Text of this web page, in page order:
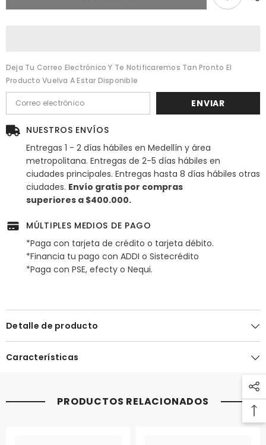
C/B
C/B
Deja Tu Correo Electrónico Y Te Notificaremos Tan Pronto El
Producto Vuelva A Estar Disponible
ENVIAR
NUESTROS ENVÍOS
Entregas 1 - 2 días hábiles en Medellín y área
metropolitana. Entregas de 2-5 días hábiles en
ciudades principales. Entregas hasta 8 días hábiles otras
ciudades. Envío gratis por compras
superiores a $400.000.
MÚLTIPLES MEDIOS DE PAGO
*Paga con tarjeta de crédito o tarjeta débito.
*Financia tu pago con ADDI o Sistecrédito
*Paga con PSE, efecty o Nequi.
Detalle de producto
Características
PRODUCTOS RELACIONADOS